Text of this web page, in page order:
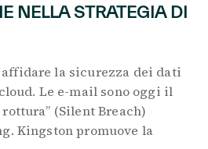
NELLA STRATEGIA DI
la sicurezza dei dati
Le e-mail sono oggi il
(Silent Breach)
Kingston promuove la